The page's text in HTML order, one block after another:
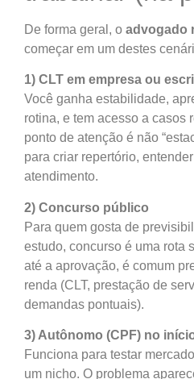
De forma geral, o advogado
começar em um destes
1) CLT em empresa ou
Você ganha estabilidade,
rotina, e tem acesso a casos
ponto de atenção é não
para criar repertório,
atendimento.
2) Concurso público
Para quem gosta de
estudo, concurso é uma rota
até a aprovação, é comum
renda (CLT, prestação de
demandas pontuais).
3) Autônomo (CPF) no
Funciona para testar
um nicho. O problema